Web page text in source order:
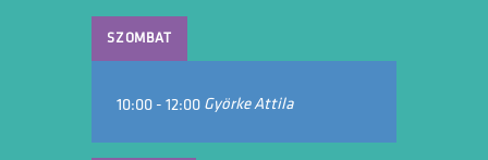
SZOMBAT
10:00- 12:00 Györke Attila